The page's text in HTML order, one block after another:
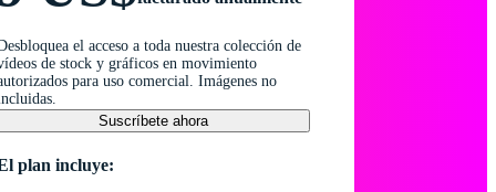
el acceso a toda nuestra colección de
de stock y gráficos en movimiento
para uso comercial. Imágenes no
Suscríbete ahora
plan incluye: